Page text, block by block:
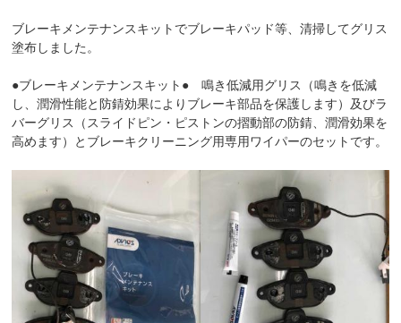
ブレーキメンテナンスキットでブレーキパッド等、清掃してグリス
塗布しました。
●ブレーキメンテナンスキット● 鳴き低減用グリス（鳴きを低減
し、潤滑性能と防錆効果によりブレーキ部品を保護します）及びラ
バーグリス（スライドピン・ピストンの摺動部の防錆、潤滑効果を
高めます）とブレーキクリーニング用専用ワイパーのセットです。